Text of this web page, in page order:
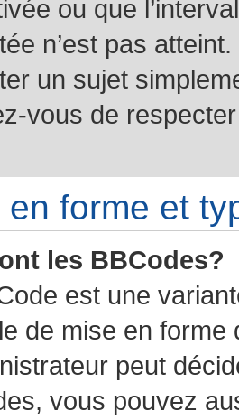
ou que
n’est pas
un sujet
vous de
en forme et
les BBCodes?
est une
de mise en forme
peut
vous pouvez